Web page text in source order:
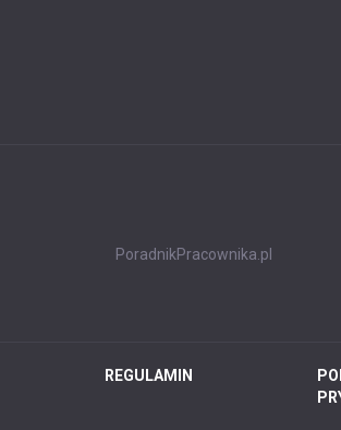
PoradnikPracownika.pl
REGULAMIN